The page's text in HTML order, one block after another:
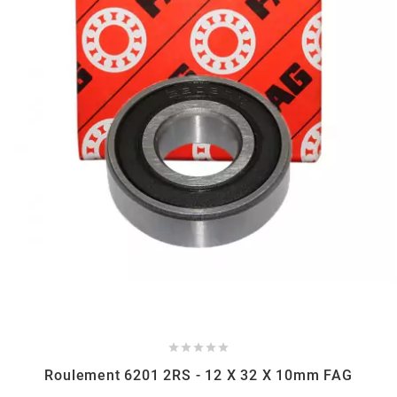
LANDPORT
LEOVINCE
LETHAL THREAT
    
Roulement 6201 2RS - 12 X 32 X 10mm FAG